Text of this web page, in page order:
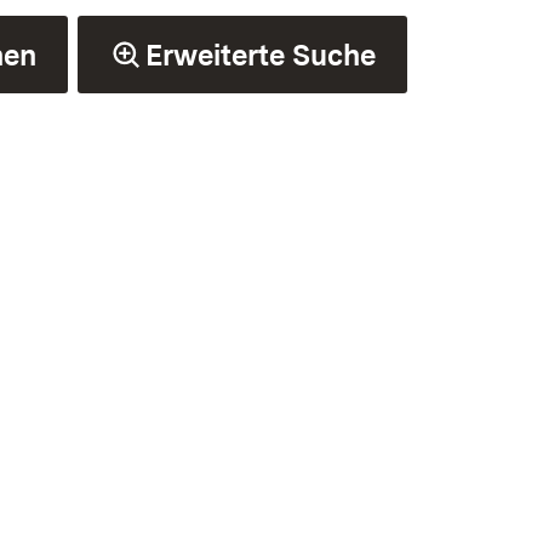
Erweiterte Suche